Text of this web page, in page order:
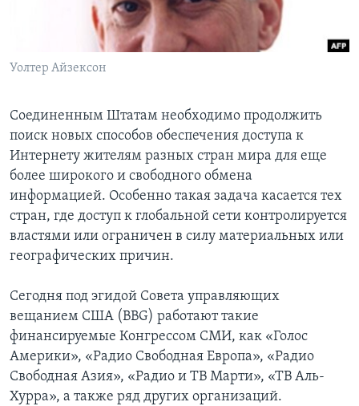
Learning English
СОЦИАЛЬНЫЕ СЕТИ
Уолтер Айзексон
Соединенным Штатам необходимо продолжить
поиск новых способов обеспечения доступа к
Интернету жителям разных стран мира для еще
более широкого и свободного обмена
информацией. Особенно такая задача касается тех
стран, где доступ к глобальной сети контролируется
властями или ограничен в силу материальных или
географических причин.
Сегодня под эгидой Совета управляющих
вещанием США (BBG) работают такие
финансируемые Конгрессом СМИ, как «Голос
Америки», «Радио Свободная Европа», «Радио
Свободная Азия», «Радио и ТВ Марти», «ТВ Аль-
Хурра», а также ряд других организаций.